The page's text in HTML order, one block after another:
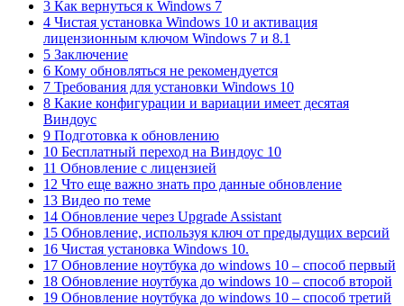
3 Как вернуться к Windows 7
4 Чистая установка Windows 10 и активация
лицензионным ключом Windows 7 и 8.1
5 Заключение
6 Кому обновляться не рекомендуется
7 Требования для установки Windows 10
8 Какие конфигурации и вариации имеет десятая
Виндоус
9 Подготовка к обновлению
10 Бесплатный переход на Виндоус 10
11 Обновление с лицензией
12 Что еще важно знать про данные обновление
13 Видео по теме
14 Обновление через Upgrade Assistant
15 Обновление, используя ключ от предыдущих версий
16 Чистая установка Windows 10.
17 Обновление ноутбука до windows 10 – способ первый
18 Обновление ноутбука до windows 10 – способ второй
19 Обновление ноутбука до windows 10 – способ третий